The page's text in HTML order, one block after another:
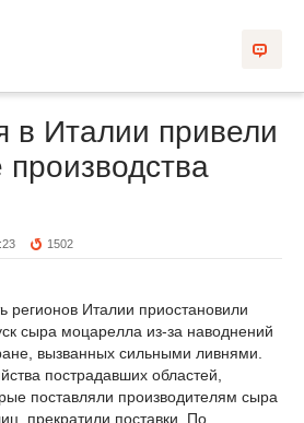
в Италии привели
производства
1502
регионов Италии приостановили
сыра моцарелла из-за наводнений
вызванных сильными ливнями.
пострадавших областей,
поставляли производителям сыра
прекратили поставки. По